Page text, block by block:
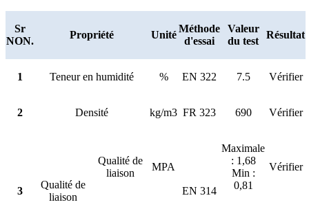
Sr
NON.
Propriété Unité
Méthode
d'essai
Valeur
du test
Résultat
1 Teneur en humidité % EN 322 7.5 Vérifier
2 Densité kg/m3 FR 323 690 Vérifier
3
Qualité de
liaison
Qualité de
liaison
MPA
EN 314
Maximale
: 1,68
Min :
0,81
Vérifier